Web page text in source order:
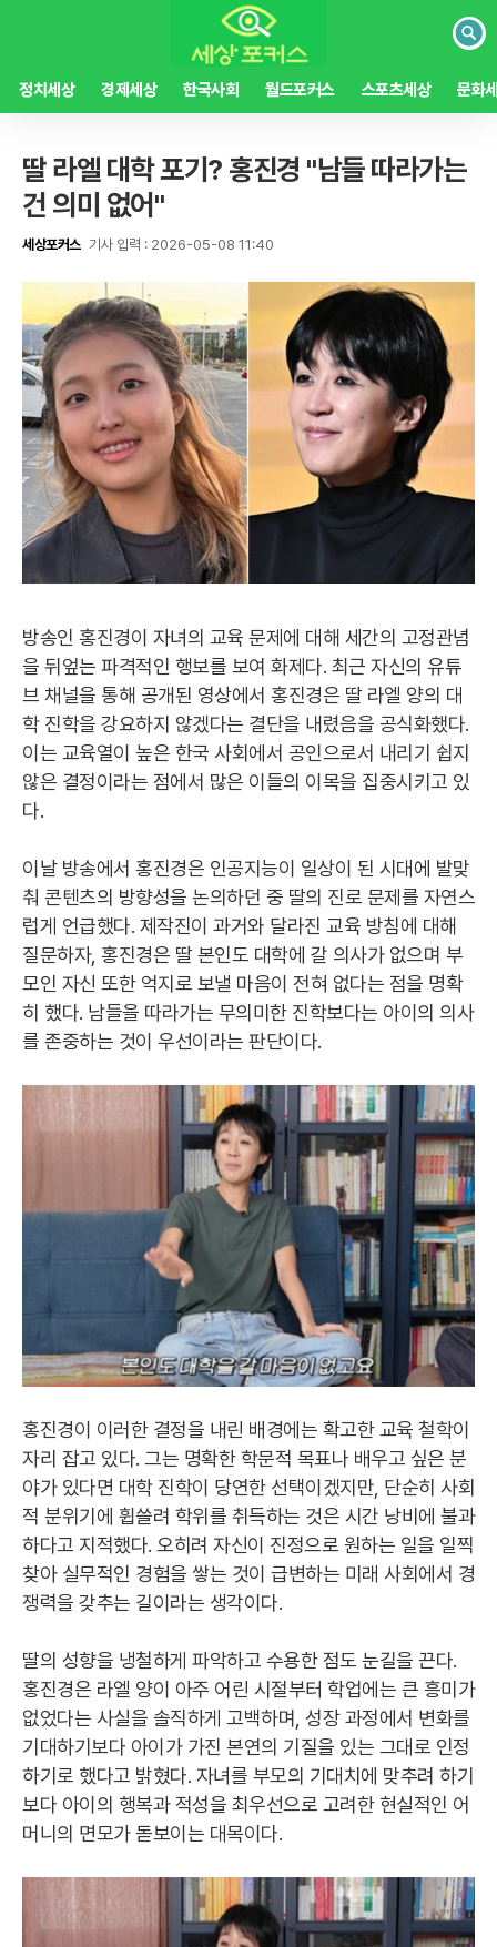
검
정치세상 경제세상 한국사회 월드포커스 스포츠세상 문화
딸 라엘 대학 포기? 홍진경 "남들 따라가는
건 의미 없어"
세상포커스 기사 입력 : 2026-05-08 11:40
방송인 홍진경이 자녀의 교육 문제에 대해 세간의 고정관념
을 뒤엎는 파격적인 행보를 보여 화제다. 최근 자신의 유튜
브 채널을 통해 공개된 영상에서 홍진경은 딸 라엘 양의 대
학 진학을 강요하지 않겠다는 결단을 내렸음을 공식화했다.
이는 교육열이 높은 한국 사회에서 공인으로서 내리기 쉽지
않은 결정이라는 점에서 많은 이들의 이목을 집중시키고 있
다.
이날 방송에서 홍진경은 인공지능이 일상이 된 시대에 발맞
춰 콘텐츠의 방향성을 논의하던 중 딸의 진로 문제를 자연스
럽게 언급했다. 제작진이 과거와 달라진 교육 방침에 대해
질문하자, 홍진경은 딸 본인도 대학에 갈 의사가 없으며 부
모인 자신 또한 억지로 보낼 마음이 전혀 없다는 점을 명확
히 했다. 남들을 따라가는 무의미한 진학보다는 아이의 의사
를 존중하는 것이 우선이라는 판단이다.
홍진경이 이러한 결정을 내린 배경에는 확고한 교육 철학이
자리 잡고 있다. 그는 명확한 학문적 목표나 배우고 싶은 분
야가 있다면 대학 진학이 당연한 선택이겠지만, 단순히 사회
적 분위기에 휩쓸려 학위를 취득하는 것은 시간 낭비에 불과
하다고 지적했다. 오히려 자신이 진정으로 원하는 일을 일찍
찾아 실무적인 경험을 쌓는 것이 급변하는 미래 사회에서 경
쟁력을 갖추는 길이라는 생각이다.
딸의 성향을 냉철하게 파악하고 수용한 점도 눈길을 끈다.
홍진경은 라엘 양이 아주 어린 시절부터 학업에는 큰 흥미가
없었다는 사실을 솔직하게 고백하며, 성장 과정에서 변화를
기대하기보다 아이가 가진 본연의 기질을 있는 그대로 인정
하기로 했다고 밝혔다. 자녀를 부모의 기대치에 맞추려 하기
보다 아이의 행복과 적성을 최우선으로 고려한 현실적인 어
머니의 면모가 돋보이는 대목이다.